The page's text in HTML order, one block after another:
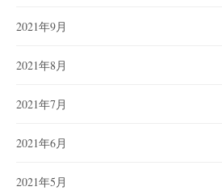
2021年9月
2021年8月
2021年7月
2021年6月
2021年5月